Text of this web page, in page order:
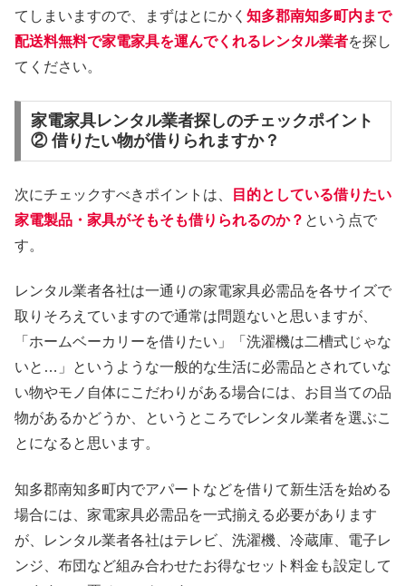
てしまいますので、まずはとにかく 知多郡南知多町内まで
配送料無料で家電家具を運んでくれるレンタル業者を探し
てください。
家電家具レンタル業者探しのチェックポイント
② 借りたい物が借りられますか？
次にチェックすべきポイントは、
目的としている借りたい
家電製品・家具がそもそも借りられるのか？ という点で
す。
レンタル業者各社は一通りの家電家具必需品を各サイズで
取りそろえていますので通常は問題ないと思いますが、
「ホームベーカリーを借りたい」「洗濯機は二槽式じゃな
いと…」というような一般的な生活に必需品とされていな
い物やモノ自体にこだわりがある場合には、お目当ての品
物があるかどうか、というところでレンタル業者を選ぶこ
とになると思います。
知多郡南知多町内でアパートなどを借りて新生活を始める
場合には、家電家具必需品を一式揃える必要があります
が、レンタル業者各社はテレビ、洗濯機、冷蔵庫、電子レ
ンジ、布団など組み合わせたお得なセット料金も設定して